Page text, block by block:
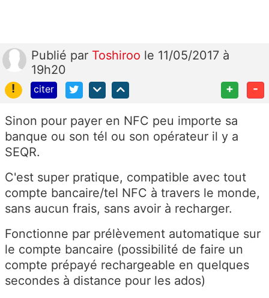
Publié par Toshiroo le 11/05/2017 à
19h20
!
citer + -
Sinon pour payer en NFC peu importe sa
banque ou son tél ou son opérateur il y a
SEQR.
C'est super pratique, compatible avec tout
compte bancaire/tel NFC à travers le monde,
sans aucun frais, sans avoir à recharger.
Fonctionne par prélèvement automatique sur
le compte bancaire (possibilité de faire un
compte prépayé rechargeable en quelques
secondes à distance pour les ados)